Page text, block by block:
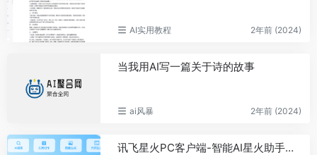
AI实用教程 2年前 (2024)
当我用AI写一篇关于诗的故事
ai风暴 2年前 (2024)
讯飞星火PC客户端-智能AI星火助手，助力高效工作与学习